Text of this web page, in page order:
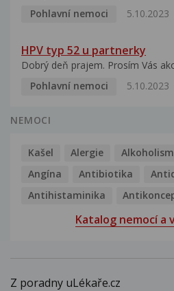
Pohlavní nemoci
5.10.2023
HPV typ 52 u partnerky
Dobrý deň prajem. Prosím Vás
Pohlavní nemoci
5.10.2023
NEMOCI
Kašel Alergie
Angína
Antibiotika
Antihistaminika
Katalog nemocí a
Z poradny uLékaře.cz